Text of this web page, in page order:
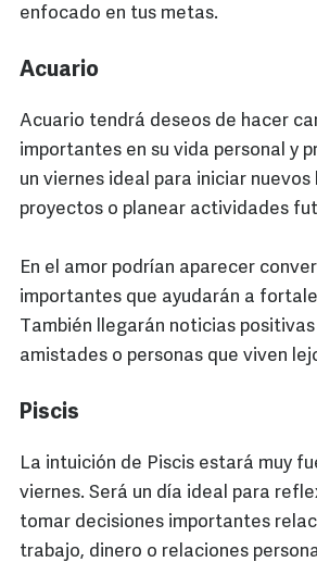
enfocado en tus metas.
Acuario
Acuario tendrá deseos de hacer
importantes en su vida personal y
un viernes ideal para iniciar
proyectos o planear actividades
En el amor podrían aparecer
importantes que ayudarán a
También llegarán noticias
amistades o personas que viven
Piscis
La intuición de Piscis estará muy
viernes. Será un día ideal para
tomar decisiones importantes
trabajo, dinero o relaciones